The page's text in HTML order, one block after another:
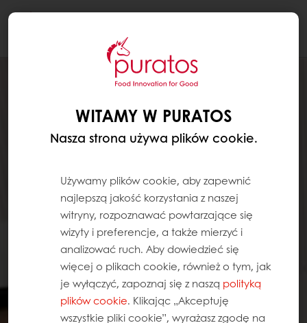
WITAMY W PURATOS
Nasza strona używa plików cookie.
Używamy plików cookie, aby zapewnić
najlepszą jakość korzystania z naszej
witryny, rozpoznawać powtarzające się
wizyty i preferencje, a także mierzyć i
analizować ruch. Aby dowiedzieć się
więcej o plikach cookie, również o tym, jak
je wyłączyć, zapoznaj się z naszą polityką
plików cookie. Klikając „Akceptuję
wszystkie pliki cookie”, wyrażasz zgodę na